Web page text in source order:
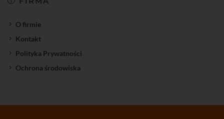
O firmie
Kontakt
Polityka Prywatności
Ochrona środowiska